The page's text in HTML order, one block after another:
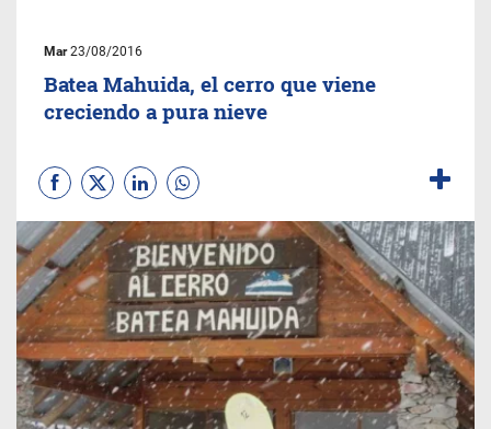
Mar23/08/2016
Batea Mahuida, el cerro que viene
creciendo a pura nieve